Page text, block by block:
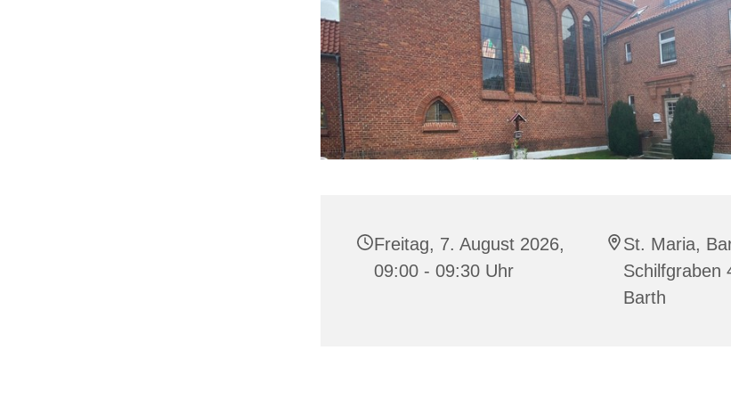
Freitag, 7. August 2026,
09:00 - 09:30 Uhr
St. Maria,
Schilfgraben
Barth